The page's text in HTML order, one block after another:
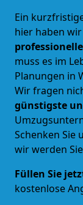
Ein
hier haben
muss es im
Planungen in
Wir fragen
günstigste
Schenken Sie
wir werden
Füllen Sie
kostenlose